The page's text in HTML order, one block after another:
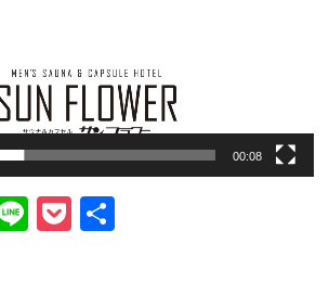
00:08
LinePocket